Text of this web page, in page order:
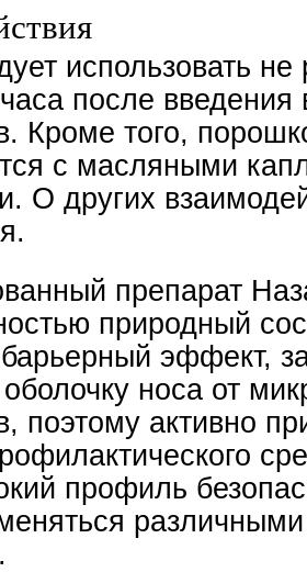
использовать
после введения
Кроме того,
с масляными
О других
препарат
природный
барьерный эффект,
носа от
поэтому активно
профиль
различными